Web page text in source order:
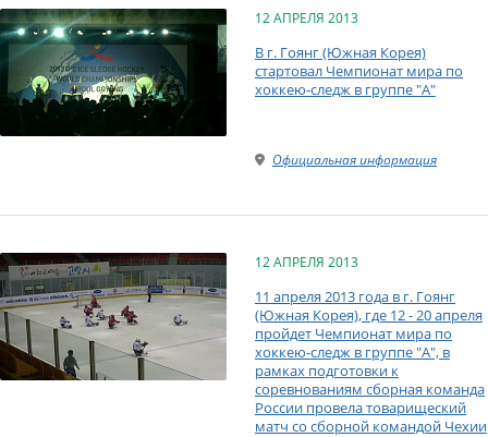
12 АПРЕЛЯ 2013
В г. Гоянг (Южная Корея)
стартовал Чемпионат мира по
хоккею-следж в группе "А"
Официальная информация
12 АПРЕЛЯ 2013
11 апреля 2013 года в г. Гоянг
(Южная Корея), где 12 - 20 апреля
пройдет Чемпионат мира по
хоккею-следж в группе "А", в
рамках подготовки к
соревнованиям сборная команда
России провела товарищеский
матч со сборной командой Чехии